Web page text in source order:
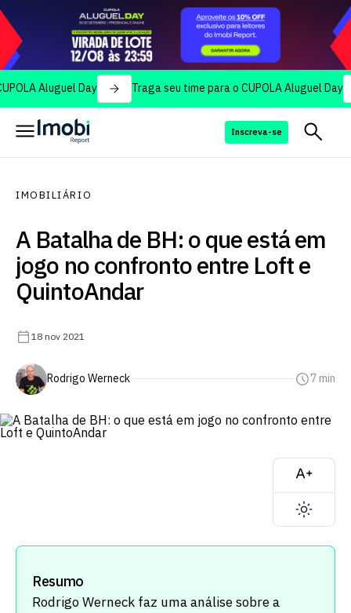
Day Traga seu time para o CUPOLA Aluguel Day
Inscreva-se
IMOBILIÁRIO
A Batalha de BH: o que está em
jogo no confronto entre Loft e
QuintoAndar
18 nov 2021
Rodrigo Werneck 7 min
Resumo
Rodrigo Werneck faz uma análise sobre a